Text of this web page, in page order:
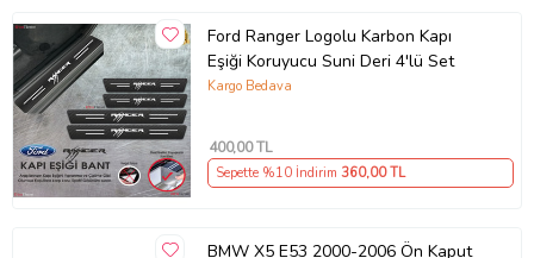
Ford Ranger Logolu Karbon Kapı
Eşiği Koruyucu Suni Deri 4'lü Set
Kargo Bedava
400,00 TL
Sepette %10 İndirim 360,00 TL
BMW X5 E53 2000-2006 Ön Kaput